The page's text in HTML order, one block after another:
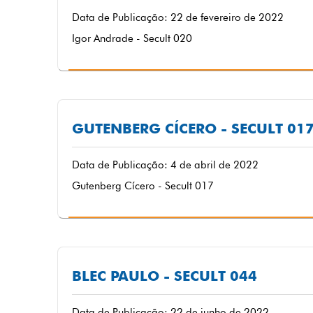
Data de Publicação: 22 de fevereiro de 2022
Igor Andrade - Secult 020
GUTENBERG CÍCERO - SECULT
Data de Publicação: 4 de abril de 2022
Gutenberg Cícero - Secult 017
BLEC PAULO - SECULT 044